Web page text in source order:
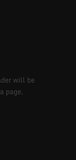
will be
page.